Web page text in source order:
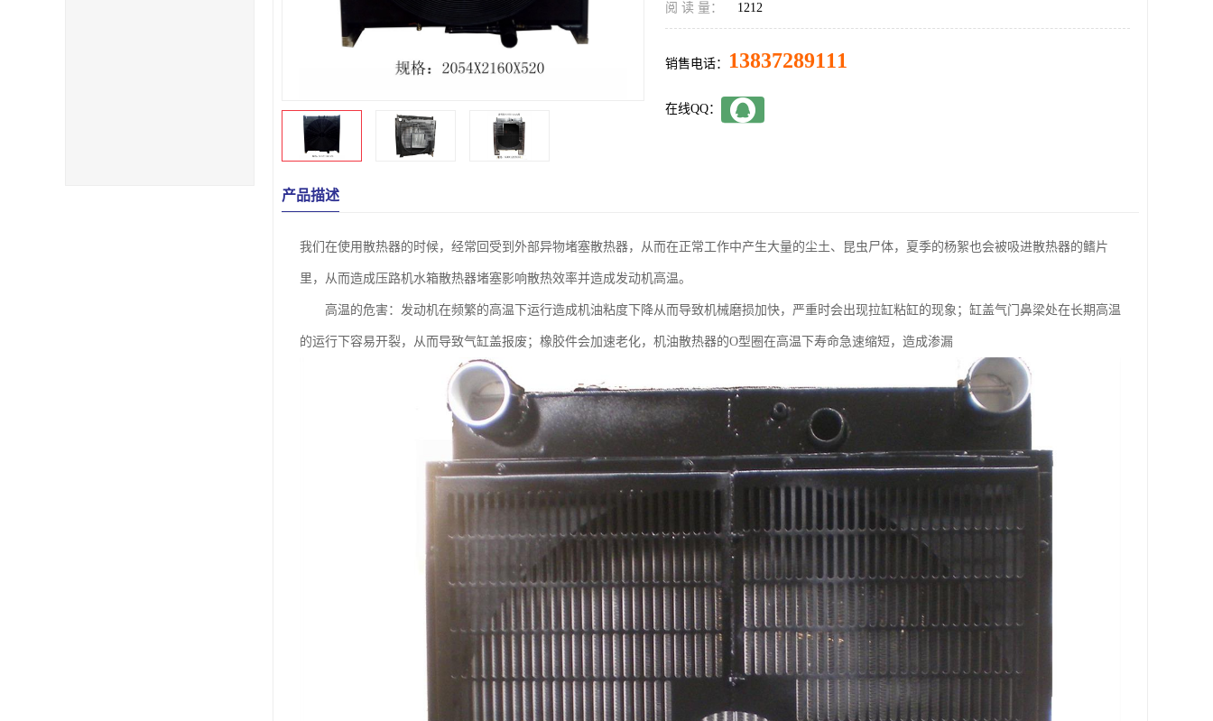
阅 读 量： 1212
销售电话： 13837289111
在线QQ：
产品描述
我们在使用散热器的时候，经常回受到外部异物堵塞散热器，从而在正常工作中产生大量的尘土、昆虫尸体，夏季的杨絮也会被吸进散热器的鳍片
里，从而造成压路机水箱散热器堵塞影响散热效率并造成发动机高温。
高温的危害：发动机在频繁的高温下运行造成机油粘度下降从而导致机械磨损加快，严重时会出现拉缸粘缸的现象；缸盖气门鼻梁处在长期高温
的运行下容易开裂，从而导致气缸盖报废；橡胶件会加速老化，机油散热器的O型圈在高温下寿命急速缩短，造成渗漏